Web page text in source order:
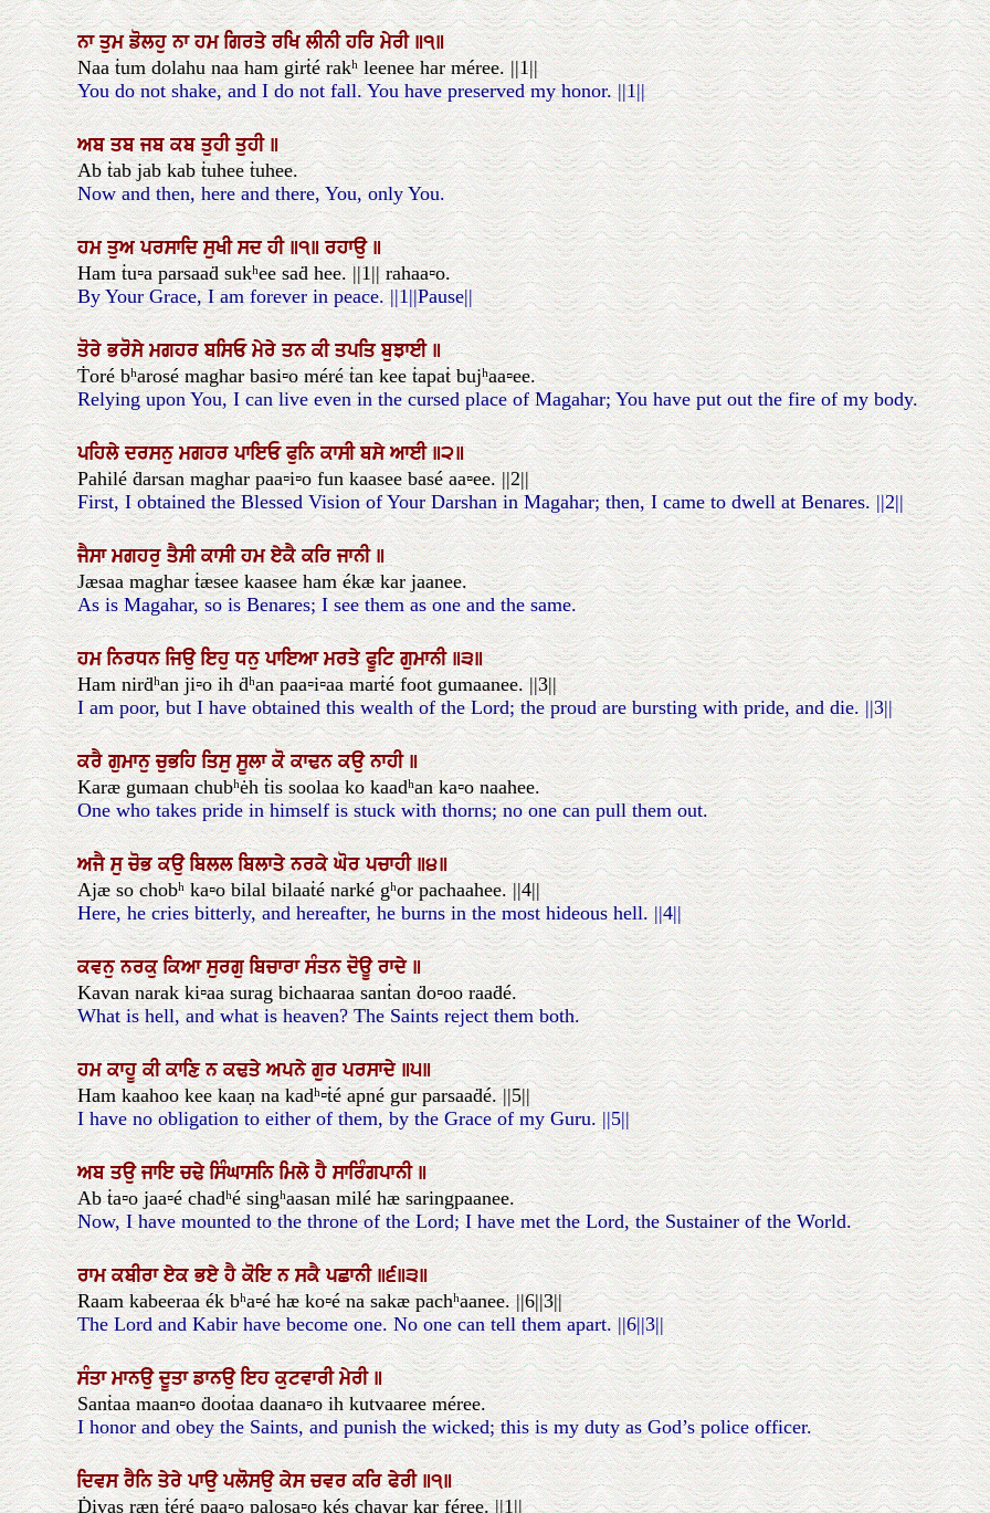
ਨਾਤੁਮਡੋਲਹੁਨਾਹਮਗਿਰਤੇਰਖਿਲੀਨੀਹਰਿਮੇਰੀ॥੧॥
Naa ṫum dolahu naa ham girṫé rakʰ leenee har méree. ||1||
You do not shake, and I do not fall. You have preserved my honor. ||1||
ਅਬਤਬਜਬਕਬਤੁਹੀਤੁਹੀ॥
Ab ṫab jab kab ṫuhee ṫuhee.
Now and then, here and there, You, only You.
ਹਮਤੁਅਪਰਸਾਦਿਸੁਖੀਸਦਹੀ॥੧॥ਰਹਾਉ॥
Ham ṫu▫a parsaaḋ sukʰee saḋ hee. ||1|| rahaa▫o.
By Your Grace, I am forever in peace. ||1||Pause||
ਤੋਰੇਭਰੋਸੇਮਗਹਰਬਸਿਓਮੇਰੇਤਨਕੀਤਪਤਿਬੁਝਾਈ॥
Ṫoré bʰarosé maghar basi▫o méré ṫan kee ṫapaṫ bujʰaa▫ee.
Relying upon You, I can live even in the cursed place of Magahar; You have put out the fire of my body.
ਪਹਿਲੇਦਰਸਨੁਮਗਹਰਪਾਇਓਫੁਨਿਕਾਸੀਬਸੇਆਈ॥੨॥
Pahilé ḋarsan maghar paa▫i▫o fun kaasee basé aa▫ee. ||2||
First, I obtained the Blessed Vision of Your Darshan in Magahar; then, I came to dwell at Benares. ||2||
ਜੈਸਾਮਗਹਰੁਤੈਸੀਕਾਸੀਹਮਏਕੈਕਰਿਜਾਨੀ॥
Jæsaa maghar ṫæsee kaasee ham ékæ kar jaanee.
As is Magahar, so is Benares; I see them as one and the same.
ਹਮਨਿਰਧਨਜਿਉਇਹੁਧਨੁਪਾਇਆਮਰਤੇਫੂਟਿਗੁਮਾਨੀ॥੩॥
Ham nirḋʰan ji▫o ih ḋʰan paa▫i▫aa marṫé foot gumaanee. ||3||
I am poor, but I have obtained this wealth of the Lord; the proud are bursting with pride, and die. ||3||
ਕਰੈਗੁਮਾਨੁਚੁਭਹਿਤਿਸੁਸੂਲਾਕੋਕਾਢਨਕਉਨਾਹੀ॥
Karæ gumaan chubʰėh ṫis soolaa ko kaadʰan ka▫o naahee.
One who takes pride in himself is stuck with thorns; no one can pull them out.
ਅਜੈਸੁਚੋਭਕਉਬਿਲਲਬਿਲਾਤੇਨਰਕੇਘੋਰਪਚਾਹੀ॥੪॥
Ajæ so chobʰ ka▫o bilal bilaaṫé narké gʰor pachaahee. ||4||
Here, he cries bitterly, and hereafter, he burns in the most hideous hell. ||4||
ਕਵਨੁਨਰਕੁਕਿਆਸੁਰਗੁਬਿਚਾਰਾਸੰਤਨਦੋਊਰਾਦੇ॥
Kavan narak ki▫aa surag bichaaraa sanṫan ḋo▫oo raaḋé.
What is hell, and what is heaven? The Saints reject them both.
ਹਮਕਾਹੂਕੀਕਾਣਿਨਕਢਤੇਅਪਨੇਗੁਰਪਰਸਾਦੇ॥੫॥
Ham kaahoo kee kaaṇ na kadʰ▫ṫé apné gur parsaaḋé. ||5||
I have no obligation to either of them, by the Grace of my Guru. ||5||
ਅਬਤਉਜਾਇਚਢੇਸਿੰਘਾਸਨਿਮਿਲੇਹੈਸਾਰਿੰਗਪਾਨੀ॥
Ab ṫa▫o jaa▫é chadʰé singʰaasan milé hæ saringpaanee.
Now, I have mounted to the throne of the Lord; I have met the Lord, the Sustainer of the World.
ਰਾਮਕਬੀਰਾਏਕਭਏਹੈਕੋਇਨਸਕੈਪਛਾਨੀ॥੬॥੩॥
Raam kabeeraa ék bʰa▫é hæ ko▫é na sakæ pachʰaanee. ||6||3||
The Lord and Kabir have become one. No one can tell them apart. ||6||3||
ਸੰਤਾਮਾਨਉਦੂਤਾਡਾਨਉਇਹਕੁਟਵਾਰੀਮੇਰੀ॥
Sanṫaa maan▫o ḋooṫaa daana▫o ih kutvaaree méree.
I honor and obey the Saints, and punish the wicked; this is my duty as God’s police officer.
ਦਿਵਸਰੈਨਿਤੇਰੇਪਾਉਪਲੋਸਉਕੇਸਚਵਰਕਰਿਫੇਰੀ॥੧॥
Ḋivas ræn ṫéré paa▫o palosa▫o kés chavar kar féree. ||1||